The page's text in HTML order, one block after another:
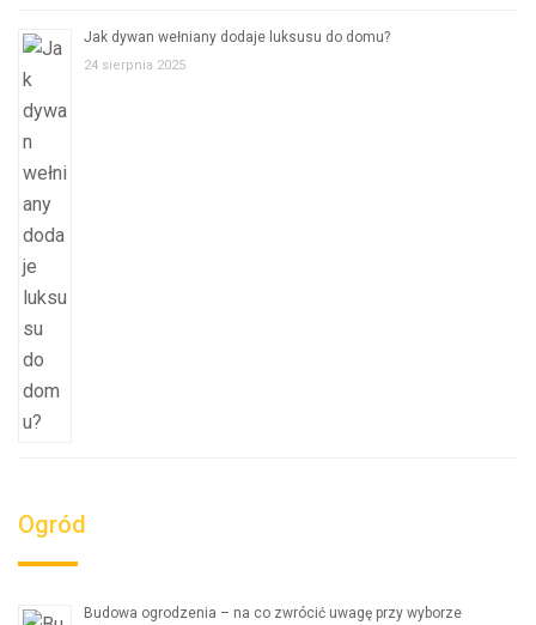
Jak dywan wełniany dodaje luksusu do domu?
24 sierpnia 2025
Ogród
Budowa ogrodzenia – na co zwrócić uwagę przy wyborze